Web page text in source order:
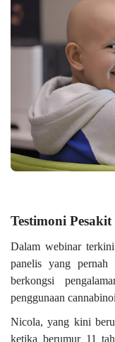
Testimoni
Dalam webinar
panelis yang pernah
berkongsi
penggunaan
Nicola, yang kini
ketika berumur 11